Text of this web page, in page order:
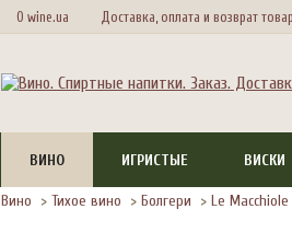
О wine.ua Доставка, оплата и возврат
ВИНО ИГРИСТЫЕ ВИСКИ
Вино > Тихое вино > Болгери > Le Macchiole